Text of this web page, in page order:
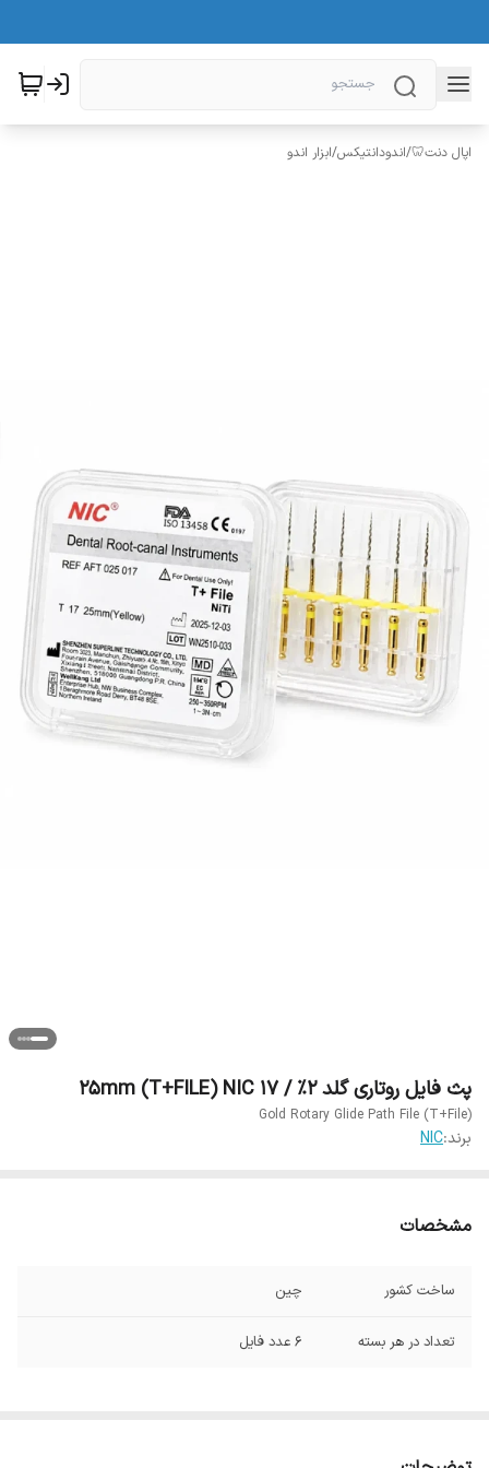
اپال دنت🦷/اندودانتیکس/ابزار اندو
پث فایل روتاری گلد 2% / 17 25mm (T+FILE) NIC
Gold Rotary Glide Path File (T+File)
برند:NIC
مشخصات
ساخت کشور چین
تعداد در هر بسته 6 عدد فایل